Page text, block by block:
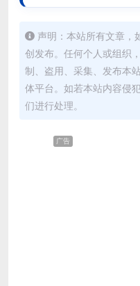
声明：本站所有文章，
创发布。任何个人或组织
制、盗用、采集、发布本
体平台。如若本站内容侵
们进行处理。
广告